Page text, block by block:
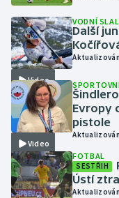
Krasobruslení
Lezení
Lyže a snowboard
Moderní pětiboj
Motorsport
Olympijské hry
Video
VODNÍ
Další
Video
Evropy
pistole
FOTBAL
SESTŘIH
Ústí